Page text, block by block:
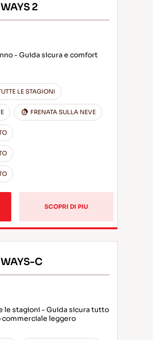
2
- Guida sicura e comfort
LE STAGIONI
FRENATA SULLA NEVE
SCOPRI DI PIU
C
le stagioni - Guida sicura tutto
leggero